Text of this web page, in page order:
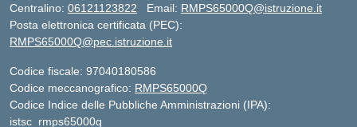
Centralino: 06121123822 Email: RMPS65000Q@istruzione.it
Posta elettronica certificata (PEC):
RMPS65000Q@pec.istruzione.it
Codice fiscale: 97040180586
Codice meccanografico: RMPS65000Q
Codice Indice delle Pubbliche Amministrazioni (IPA):
istsc_rmps65000q